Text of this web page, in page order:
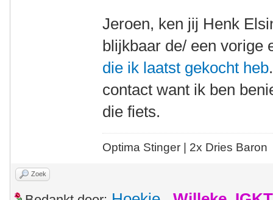
Jeroen, ken jij Henk
blijkbaar de/ een vorige
die ik laatst gekocht heb
contact want ik ben
die fiets.
Optima Stinger | 2x Dries Baron
Zoek